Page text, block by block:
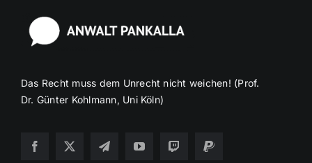
Das Recht muss dem Unrecht nicht weichen! (Prof.
Dr. Günter Kohlmann, Uni Köln)